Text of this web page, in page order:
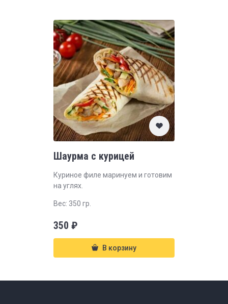
Шаурма с курицей
Куриное филе маринуем и готовим
на углях.
Вес: 350 гр.
350 ₽
В корзину